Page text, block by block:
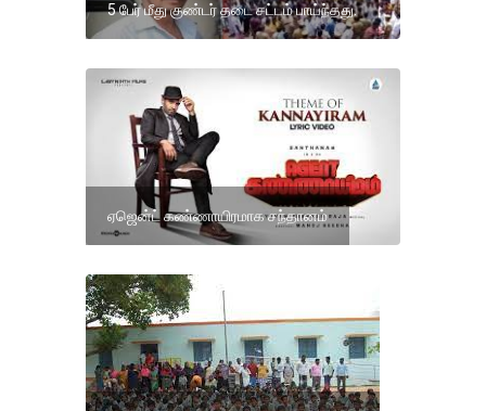
5 பேர் மீது குண்டர் தடை சட்டம் பாய்ந்தது.
ஏஜென்ட் கண்ணாயிரமாக சந்தானம்